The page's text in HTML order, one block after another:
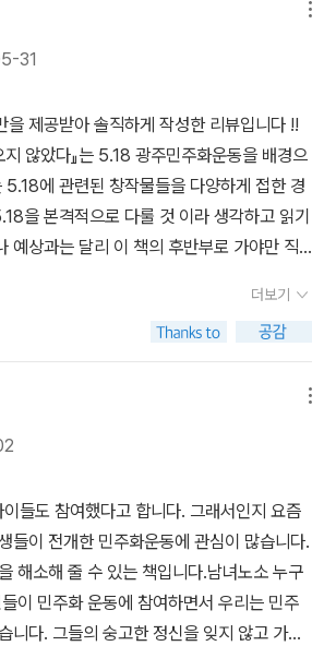
5월 21일의 광주, 금남로에 울려퍼진 총성
인호. 순미는 은방울꽃을 수놓은 손수건을 쥐
다.​5.18을 생각할 때마다 희생당한 것이 그
는 것에서 분노와 울분을 참을 수가 없다.
싶지 않아서 인호가 그 곳에 나간 것이었나?
를 전복하려고 나서는 반역자들이었나? 그
아니었다. 그저 끓어오르는 벅찬 마음으로,
는 용기로, 부당함에 맞서 목소리를 내려는
이다. 그리고 그것은 인호 뿐 아니라 모두가
.​그러나 그 자리에 있었다면 누구라도 당할
말처럼, 그 때 광주에서는 ‘누구라도’ 죽음
주에 있던 그들은 그런 끝을 보지 못했다. 가
통하다…​그리고 난 5.18에 대한 글을 접할
에게 4.3이 아픈 기억인 만큼 광주와 전라
내가 느끼는 것보다 더 큰 아픔으로 남아있
함과 말도 안되는 명령으로 죽어나가고 희
때면 착잡하다. 그러나 그것과 동시에, 그럼
이 있다는 생각을 한다. 자유, 삶, 희망, 민주,
생각한다.​책의 주인공인 인호의 모델이 된
31
을 제공받아 솔직하게 작성한 리뷰입니다 !!
지 않았다』는 5.18 광주민주화운동을 배경으
에 관련된 창작물들을 다양하게 접한 경
을 본격적으로 다룰 것 이라 생각하고 읽기
예상과는 달리 이 책의 후반부로 가야만 직
.이 책은 단순히 과거의 이야기를 다루는 것
히 유효한 메시지를 전달합니다. 국가폭력
은 오늘날에도 여전히 존재하는 문제입니
를 통해 독자에게 사회적 책임과 역사적 기
재를 살아가는 우리에게도 여전히 중요한
조합니다.개인적으로 이 책을 읽으면서 느낀
할 역사와 그 속에서 희생된 이들의 이야기
중요한가 하는 것입니다. 그저 자신의 삶을
사적 비극에 휩쓸린 모습이 너무나 안타까웠
더보기
들도 참여했다고 합니다. 그래서인지 요즘
들이 전개한 민주화운동에 관심이 많습니다.
해소해 줄 수 있는 책입니다.남녀노소 누구
이 민주화 운동에 참여하면서 우리는 민주
니다. 그들의 숭고한 정신을 잊지 않고 가슴